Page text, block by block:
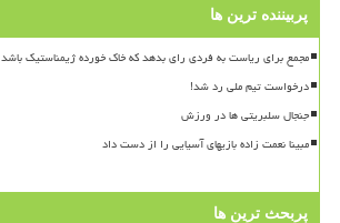
پربیننده ترین ها
مجمع برای ریاست به فردی رای بدهد که خاک خورده ژیمناستیک باشد
درخواست تیم ملی رد شد!
جنجال سلبریتی ها در ورزش
مبینا نعمت زاده بازیهای آسیایی را از دست داد
پربحث ترین ها